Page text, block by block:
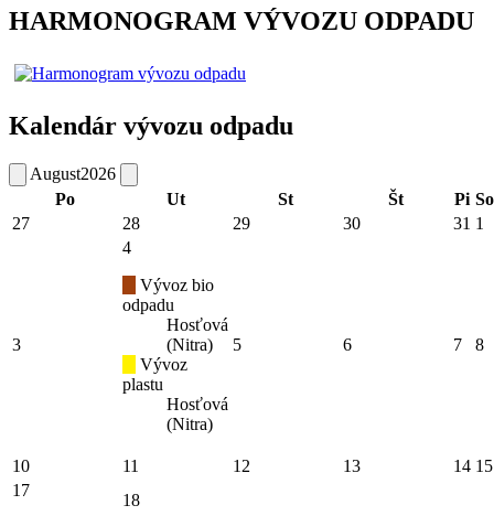
HARMONOGRAM VÝVOZU ODPADU
Kalendár vývozu odpadu
August2026
Po
Ut St Št Pi So
27
28 29 30 31 1
3
4
Vývoz bio
odpadu
Hosťová
(Nitra)
Vývoz
plastu
Hosťová
(Nitra)
5 6 7 8
10 11 12 13 14 15
17
18